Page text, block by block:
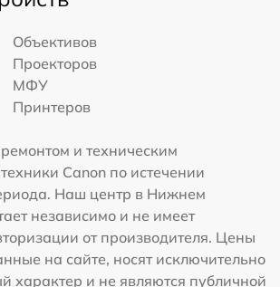
Объективов
Проекторов
МФУ
Принтеров
и техническим
Canon по истечении
Наш центр в Нижнем
независимо и не имеет
от производителя. Цены
на сайте, носят исключительно
характер и не являются публичной